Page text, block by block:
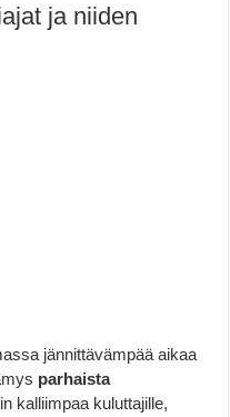
ja niiden
jännittävämpää aikaa
parhaista
kalliimpaa kuluttajille,